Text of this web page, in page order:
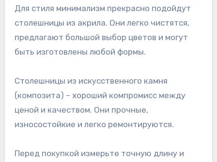
Для стиля минимализм прекрасно подойдут
столешницы из акрила. Они легко чистятся,
предлагают большой выбор цветов и могут
быть изготовлены любой формы.
Столешницы из искусственного камня
(композита) – хороший компромисс между
ценой и качеством. Они прочные,
износостойкие и легко ремонтируются.
Перед покупкой измерьте точную длину и